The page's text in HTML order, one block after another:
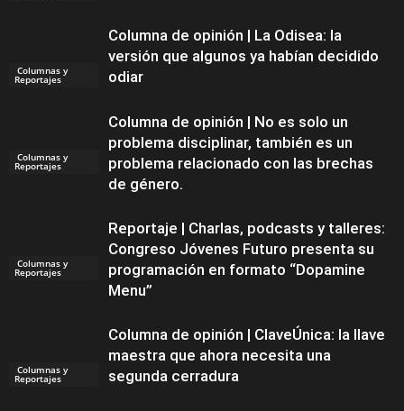
Columnas y
Reportajes
Columna de opinión | La Odisea: la
versión que algunos ya habían decidido
odiar
Columnas y
Reportajes
Columna de opinión | No es solo un
problema disciplinar, también es un
problema relacionado con las brechas
de género.
Columnas y
Reportajes
Reportaje | Charlas, podcasts y talleres:
Congreso Jóvenes Futuro presenta su
programación en formato “Dopamine
Menu”
Columnas y
Reportajes
Columna de opinión | ClaveÚnica: la llave
maestra que ahora necesita una
segunda cerradura